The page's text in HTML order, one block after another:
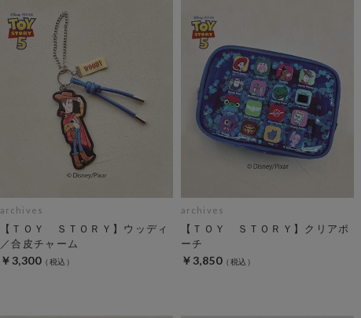
archives
【ＴＯＹ ＳＴＯＲＹ】ウッディ
／合皮チャーム
￥3,300
archives
【ＴＯＹ ＳＴＯＲＹ】クリアポ
ーチ
￥3,850